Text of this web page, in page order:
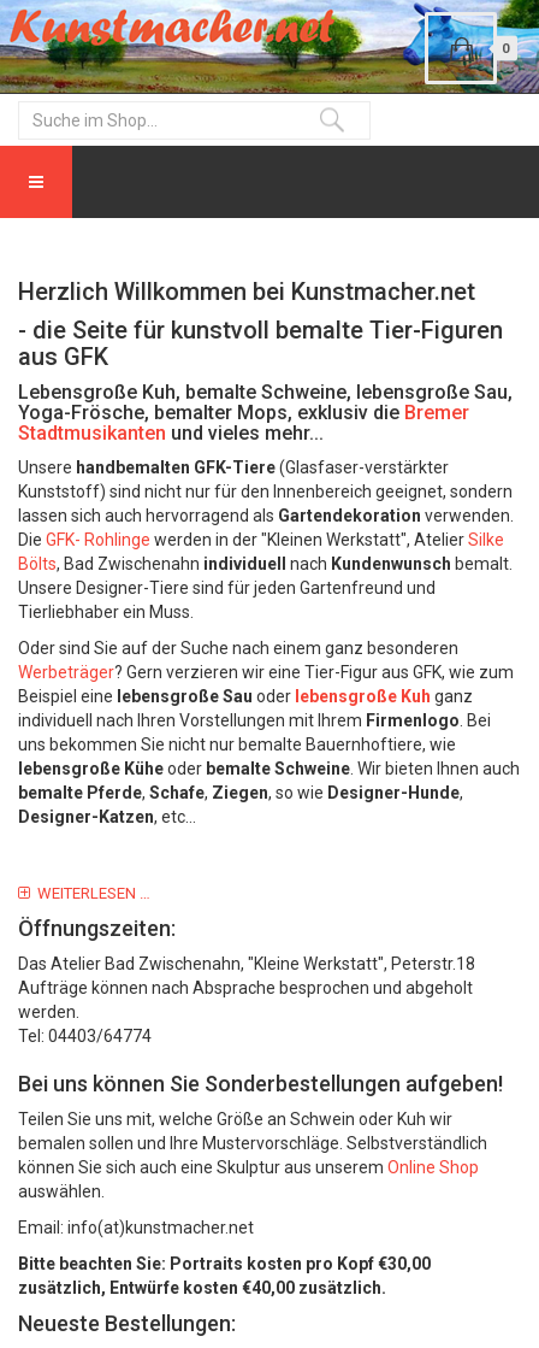
0
Herzlich Willkommen bei Kunstmacher.net
- die Seite für kunstvoll bemalte Tier-Figuren
aus GFK
Lebensgroße Kuh, bemalte Schweine, lebensgroße Sau,
Yoga-Frösche, bemalter Mops, exklusiv die Bremer
Stadtmusikanten und vieles mehr...
Unsere handbemalten GFK-Tiere(Glasfaser-verstärkter
Kunststoff) sind nicht nur für den Innenbereich geeignet, sondern
lassen sich auch hervorragend als Gartendekoration verwenden.
Die GFK- Rohlinge werden in der "Kleinen Werkstatt", AtelierSilke
Bölts, Bad Zwischenahn individuell nach Kundenwunsch bemalt.
Unsere Designer-Tiere sind für jeden Gartenfreund und
Tierliebhaber ein Muss.
Oder sind Sie auf der Suche nach einem ganz besonderen
Werbeträger? Gern verzieren wir eine Tier-Figur aus GFK, wie zum
Beispiel eine lebensgroße Sau oder lebensgroße Kuh ganz
individuell nach Ihren Vorstellungen mit Ihrem Firmenlogo . Bei
uns bekommen Sie nicht nur bemalte Bauernhoftiere, wie
lebensgroße Küheoder bemalte Schweine . Wir bieten Ihnen auch
bemalte Pferde, Schafe, Ziegen, so wie Designer-Hunde,
Designer-Katzen, etc...
WEITERLESEN …
Öffnungszeiten:
Das Atelier Bad Zwischenahn, "Kleine Werkstatt", Peterstr.18
Aufträge können nach Absprache besprochen und abgeholt
werden.
Tel: 04403/64774
Bei uns können Sie Sonderbestellungen aufgeben!
Teilen Sie uns mit, welche Größe an Schwein oder Kuh wir
bemalen sollen und Ihre Mustervorschläge. Selbstverständlich
können Sie sich auch eine Skulptur aus unserem Online Shop
auswählen.
Email: info(at)kunstmacher.net
Bitte beachten Sie: Portraits kosten pro Kopf €30,00
zusätzlich, Entwürfe kosten €40,00 zusätzlich.
Neueste Bestellungen: